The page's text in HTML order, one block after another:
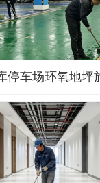
停车场环氧地坪